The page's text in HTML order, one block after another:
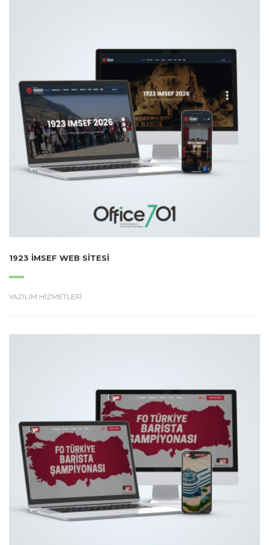
1923 İMSEF WEB SITESI
YAZILIM HİZMETLERİ